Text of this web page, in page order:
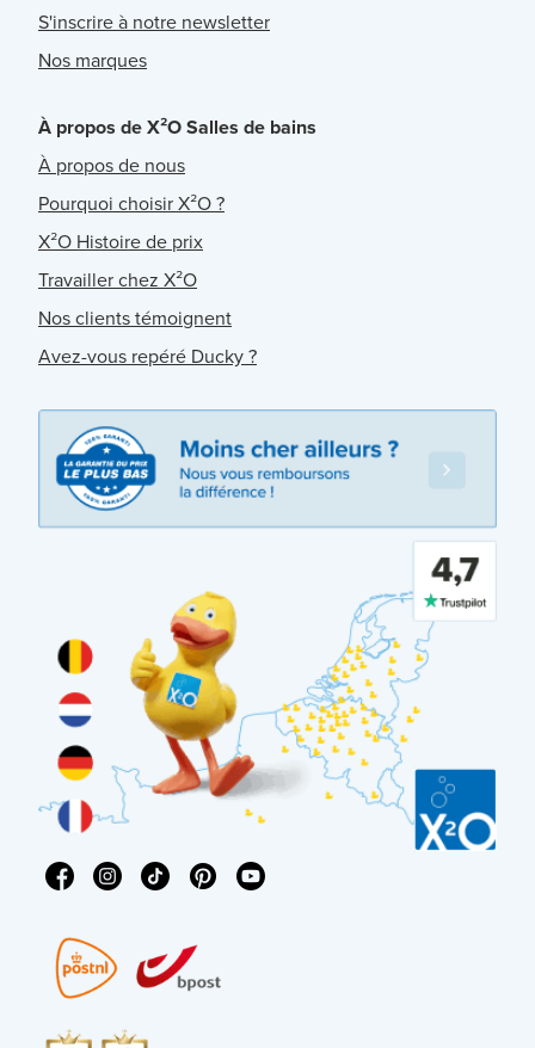
S'inscrire à notre newsletter
Nos marques
À propos de X²O Salles de bains
À propos de nous
Pourquoi choisir X²O ?
X²O Histoire de prix
Travailler chez X²O
Nos clients témoignent
Avez-vous repéré Ducky ?